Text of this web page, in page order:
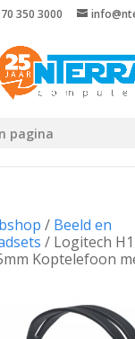
350 3000
pagina
/ Beeld en
/ Logitech
Koptelefoon